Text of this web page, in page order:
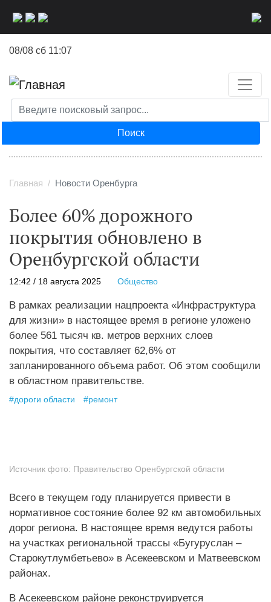
08/08 сб 11:07
Поиск
Главная Новости Оренбурга
Более 60% дорожного
покрытия обновлено в
Оренбургской области
12:42 / 18 августа 2025 Общество
В рамках реализации нацпроекта «Инфраструктура
для жизни» в настоящее время в регионе уложено
более 561 тысяч кв. метров верхних слоев
покрытия, что составляет 62,6% от
запланированного объема работ. Об этом сообщили
в областном правительстве.
#дороги области #ремонт
Источник фото: Правительство Оренбургской области
Всего в текущем году планируется привести в
нормативное состояние более 92 км автомобильных
дорог региона. В настоящее время ведутся работы
на участках региональной трассы «Бугуруслан –
Старокутлумбетьево» в Асекеевском и Матвеевском
районах.
В Асекеевском районе реконструируется